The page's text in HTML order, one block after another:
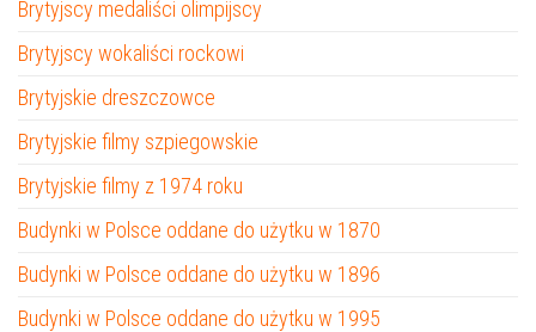
Brytyjscy medaliści olimpijscy
Brytyjscy wokaliści rockowi
Brytyjskie dreszczowce
Brytyjskie filmy szpiegowskie
Brytyjskie filmy z 1974 roku
Budynki w Polsce oddane do użytku w 1870
Budynki w Polsce oddane do użytku w 1896
Budynki w Polsce oddane do użytku w 1995